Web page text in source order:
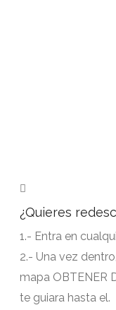
¿Quieres
1.- Entra en
2.- Una vez
mapa OBTENER
te guiara hasta el.